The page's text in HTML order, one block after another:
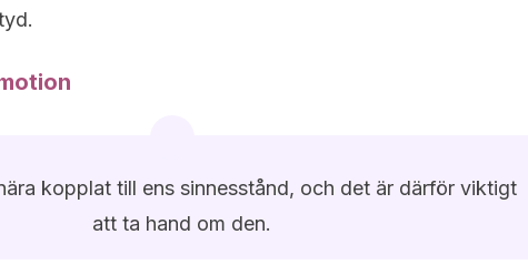
kopplat till ens sinnesstånd, och det är därför viktigt
att ta hand om den.